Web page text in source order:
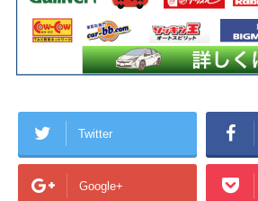
Twitter
Google+